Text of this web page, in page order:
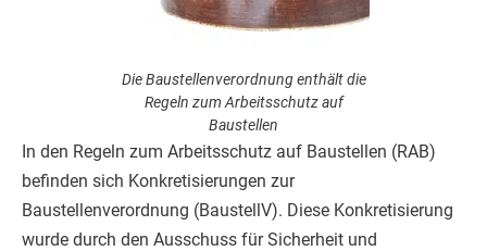
Die Baustellenverordnung enthält die
Regeln zum Arbeitsschutz auf
Baustellen
In den Regeln zum Arbeitsschutz auf Baustellen (RAB)
befinden sich Konkretisierungen zur
Baustellenverordnung (BaustellV). Diese Konkretisierung
wurde durch den Ausschuss für Sicherheit und